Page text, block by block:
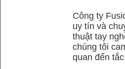
Công ty
uy tín và
thuật tay
chúng tôi
quan đến